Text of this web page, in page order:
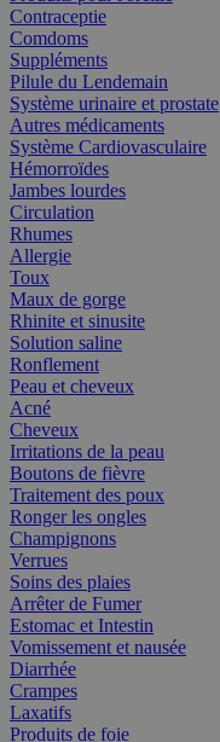
Contraceptie
Comdoms
Suppléments
Pilule du Lendemain
Système urinaire et prostate
Autres médicaments
Système Cardiovasculaire
Hémorroïdes
Jambes lourdes
Circulation
Rhumes
Allergie
Toux
Maux de gorge
Rhinite et sinusite
Solution saline
Ronflement
Peau et cheveux
Acné
Cheveux
Irritations de la peau
Boutons de fièvre
Traitement des poux
Ronger les ongles
Champignons
Verrues
Soins des plaies
Arrêter de Fumer
Estomac et Intestin
Vomissement et nausée
Diarrhée
Crampes
Laxatifs
Produits de foie